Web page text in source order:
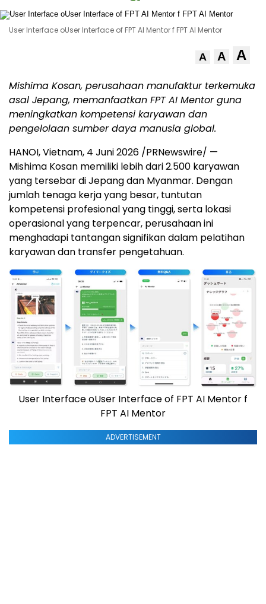
User Interface oUser Interface of FPT AI Mentor f FPT AI Mentor
A A A
Mishima Kosan, perusahaan manufaktur terkemuka
asal Jepang, memanfaatkan FPT AI Mentor guna
meningkatkan kompetensi karyawan dan
pengelolaan sumber daya manusia global.
HANOI, Vietnam, 4 Juni 2026 /PRNewswire/ —
Mishima Kosan memiliki lebih dari 2.500 karyawan
yang tersebar di Jepang dan Myanmar. Dengan
jumlah tenaga kerja yang besar, tuntutan
kompetensi profesional yang tinggi, serta lokasi
operasional yang terpencar, perusahaan ini
menghadapi tantangan signifikan dalam pelatihan
karyawan dan transfer pengetahuan.
User Interface oUser Interface of FPT AI Mentor f
FPT AI Mentor
ADVERTISEMENT